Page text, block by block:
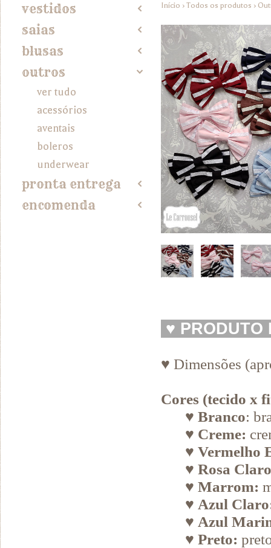
vestidos 2
saias 2
blusas 2
outros 4
ver tudo
acessórios
aventais
boleros
underwear
pronta entrega 2
encomenda 2
Início › Todos os produtos ›
♥
♥ Dimensões
Cores (tecido x
♥ Branco:
♥ Creme:
♥ Vermelho
♥ Rosa
♥ Marrom:
♥ Azul
♥ Azul
♥ Preto: